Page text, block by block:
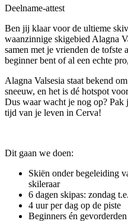
Deelname-attest
Ben jij klaar voor de ultieme
waanzinnige skigebied Alagna
samen met je vrienden de
beginner bent of al een echte
Alagna Valsesia staat bekend
sneeuw, en het is dé hotspot
Dus waar wacht je nog op? Pak
tijd van je leven in Cerva!
Dit gaan we doen:
Skiën onder begeleiding
skileraar
6 dagen skipas: zondag
4 uur per dag op de piste
Beginners én